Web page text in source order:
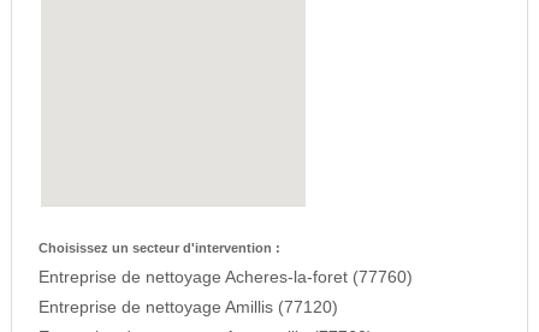
Choisissez un secteur d'intervention :
Entreprise de nettoyage Acheres-la-foret (77760)
Entreprise de nettoyage Amillis (77120)